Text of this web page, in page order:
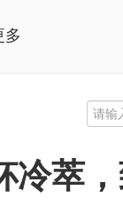
多
萃，